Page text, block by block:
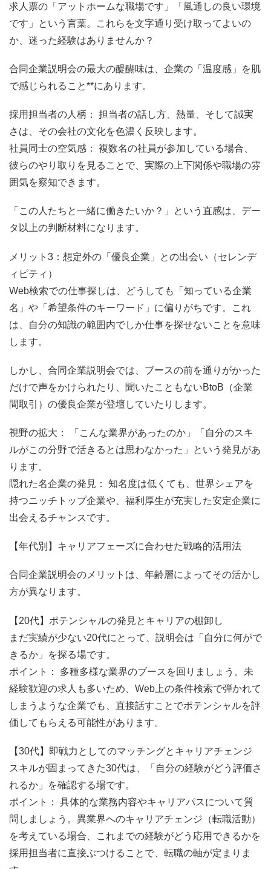
求人票の「アットホームな職場です」「風通しの良い環境
です」という言葉。これらを文字通り受け取ってよいの
か、迷った経験はありませんか？
合同企業説明会の最大の醍醐味は、企業の「温度感」を肌
で感じられること**にあります。
採用担当者の人柄： 担当者の話し方、熱量、そして誠実
さは、その会社の文化を色濃く反映します。
社員同士の空気感： 複数名の社員が参加している場合、
彼らのやり取りを見ることで、実際の上下関係や職場の雰
囲気を察知できます。
「この人たちと一緒に働きたいか？」という直感は、デー
タ以上の判断材料になります。
メリット3：想定外の「優良企業」との出会い（セレンデ
ィピティ）
Web検索での仕事探しは、どうしても「知っている企業
名」や「希望条件のキーワード」に偏りがちです。これ
は、自分の知識の範囲内でしか仕事を探せないことを意味
します。
しかし、合同企業説明会では、ブースの前を通りがかった
だけで声をかけられたり、聞いたこともないBtoB（企業
間取引）の優良企業が登壇していたりします。
視野の拡大： 「こんな業界があったのか」「自分のスキ
ルがこの分野で活きるとは思わなかった」という発見があ
ります。
隠れた名企業の発見： 知名度は低くても、世界シェアを
持つニッチトップ企業や、福利厚生が充実した安定企業に
出会えるチャンスです。
【年代別】キャリアフェーズに合わせた戦略的活用法
合同企業説明会のメリットは、年齢層によってその活かし
方が異なります。
【20代】ポテンシャルの発見とキャリアの棚卸し
まだ実績が少ない20代にとって、説明会は「自分に何がで
きるか」を探る場です。
ポイント： 多種多様な業界のブースを回りましょう。未
経験歓迎の求人も多いため、Web上の条件検索で弾かれて
しまうような企業でも、直接話すことでポテンシャルを評
価してもらえる可能性があります。
【30代】即戦力としてのマッチングとキャリアチェンジ
スキルが固まってきた30代は、「自分の経験がどう評価さ
れるか」を確認する場です。
ポイント： 具体的な業務内容やキャリアパスについて質
問しましょう。異業界へのキャリアチェンジ（転職活動）
を考えている場合、これまでの経験がどう応用できるかを
採用担当者に直接ぶつけることで、転職の軸が定まりま